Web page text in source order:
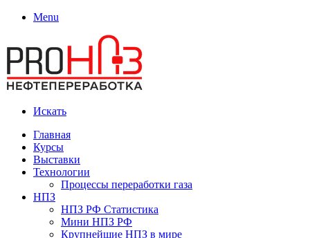
Menu
Искать
Главная
Курсы
Выставки
Технологии
Процессы переработки газа
НПЗ
НПЗ РФ Статистика
Мини НПЗ РФ
Крупнейшие НПЗ в мире